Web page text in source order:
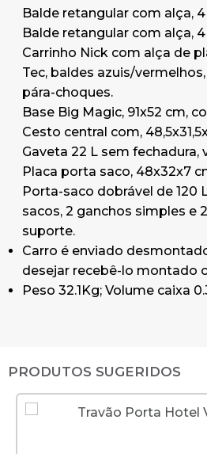
Balde retangular com alça, 4
Balde retangular com alça, 4
Carrinho Nick com alça de
Tec, baldes azuis/
pára-choques.
Base Big Magic, 91x52 cm,
Cesto central com,
Gaveta 22 L sem fechadura,
Placa porta saco, 48x32x7
Porta-saco dobrável de 120
sacos, 2 ganchos simples e
suporte.
Carro é enviado
desejar recebê-lo montado
Peso 32.1Kg; Volume caixa
PRODUTOS SUGERIDOS